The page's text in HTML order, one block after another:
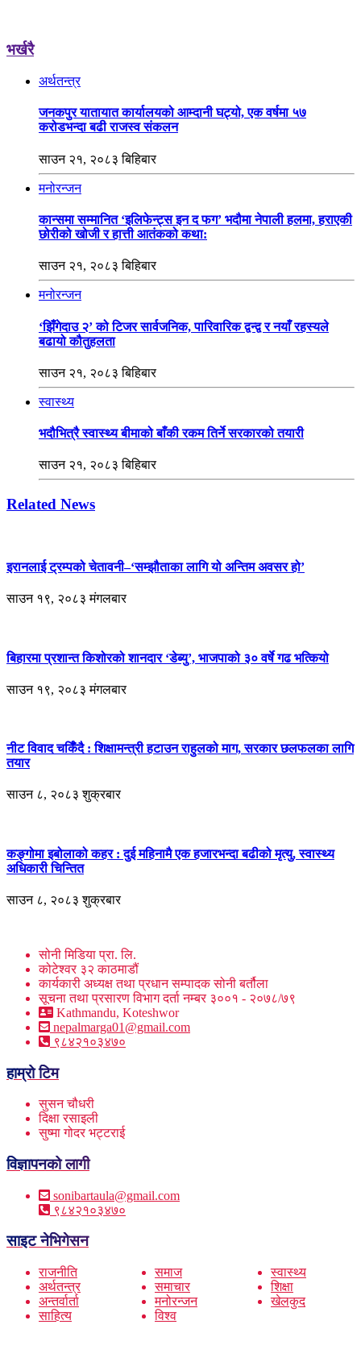
भर्खरै
अर्थतन्त्र
जनकपुर यातायात कार्यालयको आम्दानी घट्यो, एक वर्षमा ५७
करोडभन्दा बढी राजस्व संकलन
साउन २१, २०८३ बिहिबार
मनोरन्जन
कान्समा सम्मानित ‘इलिफेन्ट्स इन द फग’ भदौमा नेपाली हलमा, हराएकी
छोरीको खोजी र हात्ती आतंकको कथा:
साउन २१, २०८३ बिहिबार
मनोरन्जन
‘झिँगेदाउ २’ को टिजर सार्वजनिक, पारिवारिक द्वन्द्व र नयाँ रहस्यले
बढायो कौतुहलता
साउन २१, २०८३ बिहिबार
स्वास्थ्य
भदौभित्रै स्वास्थ्य बीमाको बाँकी रकम तिर्ने सरकारको तयारी
साउन २१, २०८३ बिहिबार
Related News
इरानलाई ट्रम्पको चेतावनी–‘सम्झौताका लागि यो अन्तिम अवसर हो’
साउन १९, २०८३ मंगलबार
बिहारमा प्रशान्त किशोरको शानदार ‘डेब्यु’, भाजपाको ३० वर्षे गढ भत्कियो
साउन १९, २०८३ मंगलबार
नीट विवाद चर्किँदै : शिक्षामन्त्री हटाउन राहुलको माग, सरकार छलफलका लागि
तयार
साउन ८, २०८३ शुक्रबार
कङ्गोमा इबोलाको कहर : दुई महिनामै एक हजारभन्दा बढीको मृत्यु, स्वास्थ्य
अधिकारी चिन्तित
साउन ८, २०८३ शुक्रबार
सोनी मिडिया प्रा. लि.
कोटेश्वर ३२ काठमाडौं
कार्यकारी अध्यक्ष तथा प्रधान सम्पादक सोनी बर्तौला
सूचना तथा प्रसारण विभाग दर्ता नम्बर ३००१ - २०७८/७९
Kathmandu, Koteshwor
nepalmarga01@gmail.com
९८४२१०३४७०
हाम्रो टिम
सुसन चौधरी
दिक्षा रसाइली
सुष्मा गोदर भट्टराई
विज्ञापनको लागी
sonibartaula@gmail.com
९८४२१०३४७०
साइट नेभिगेसन
राजनीति
अर्थतन्त्र
अन्तर्वार्ता
साहित्य
समाज
समाचार
मनोरन्जन
विश्व
स्वास्थ्य
शिक्षा
खेलकुद